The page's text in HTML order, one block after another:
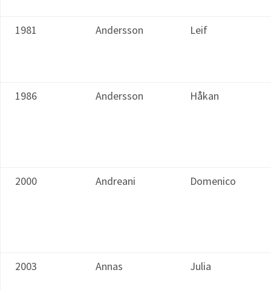
1981 Andersson Leif
1986 Andersson Håkan
2000 Andreani Domenico
2003 Annas Julia